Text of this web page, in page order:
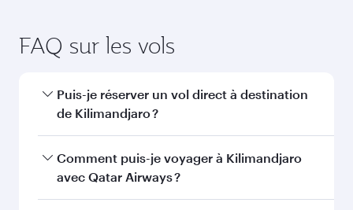
FAQ sur les vols
Puis-je réserver un vol direct à destination
de Kilimandjaro ?
Oui, Qatar Airways opère des vols directs vers
Kilimandjaro. Recherchez les vols depuis notre
Comment puis-je voyager à Kilimandjaro
avec Qatar Airways ?